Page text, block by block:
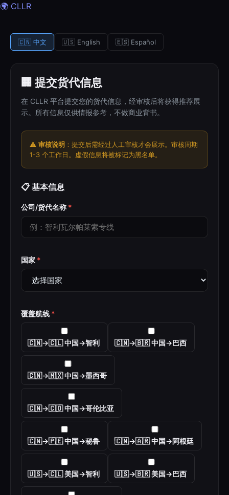
🌍 CLLR
🇨🇳 中文 🇺🇸 English 🇪🇸 Español
🏢 提交货代信息
在 CLLR 平台提交您的货代信息，经审核后将获得推荐展
示。所有信息仅供情报参考，不做商业背书。
⚠️ 审核说明 ：提交后需经过人工审核才会展示。审核周期
1-3 个工作日。虚假信息将被标记为黑名单。
📋 基本信息
公司/货代名称 *
国家 *
覆盖航线 *
🇨🇳→🇨🇱 中国→智利 🇨🇳→🇧🇷 中国→巴西
🇨🇳→🇲🇽 中国→墨西哥
🇨🇳→🇨🇴 中国→哥伦比亚
🇨🇳→🇵🇪 中国→秘鲁 🇨🇳→🇦🇷 中国→阿根廷
🇺🇸→🇨🇱 美国→智利 🇺🇸→🇧🇷 美国→巴西